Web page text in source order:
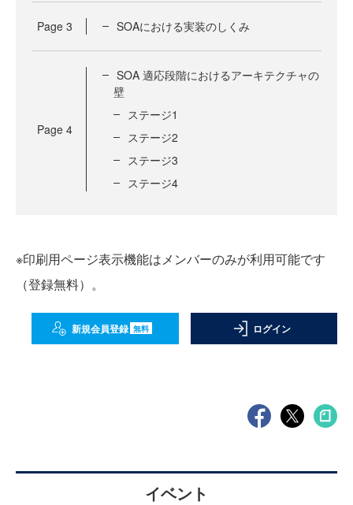
Page 3 SOAにおける実装のしくみ
Page 4
SOA 適応段階におけるアーキテクチャの
壁
ステージ1
ステージ2
ステージ3
ステージ4
※印刷用ページ表示機能はメンバーのみが利用可能です
（登録無料）。
新規会員登録 無料 ログイン
イベント